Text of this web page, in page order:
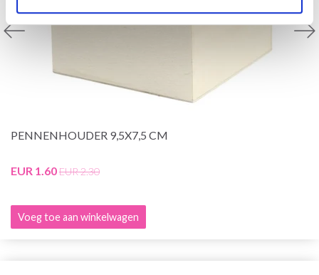
PENNENHOUDER 9,5X7,5 CM
EUR 1.60EUR 2.30
Voeg toe aan winkelwagen